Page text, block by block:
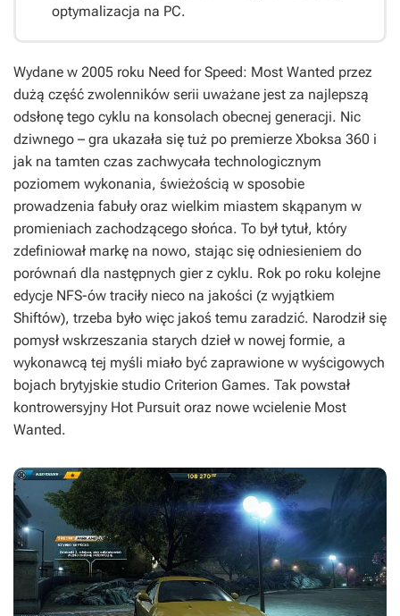
optymalizacja na PC.
Wydane w 2005 roku Need for Speed: Most Wanted przez
dużą część zwolenników serii uważane jest za najlepszą
odsłonę tego cyklu na konsolach obecnej generacji. Nic
dziwnego – gra ukazała się tuż po premierze Xboksa 360 i
jak na tamten czas zachwycała technologicznym
poziomem wykonania, świeżością w sposobie
prowadzenia fabuły oraz wielkim miastem skąpanym w
promieniach zachodzącego słońca. To był tytuł, który
zdefiniował markę na nowo, stając się odniesieniem do
porównań dla następnych gier z cyklu. Rok po roku kolejne
edycje NFS-ów traciły nieco na jakości (z wyjątkiem
Shiftów), trzeba było więc jakoś temu zaradzić. Narodził się
pomysł wskrzeszania starych dzieł w nowej formie, a
wykonawcą tej myśli miało być zaprawione w wyścigowych
bojach brytyjskie studio Criterion Games. Tak powstał
kontrowersyjny Hot Pursuit oraz nowe wcielenie Most
Wanted.